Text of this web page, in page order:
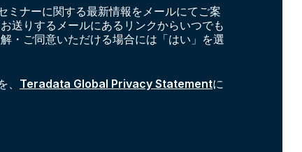
ミナーに関する最新情報をメールにてご案
送りするメールにあるリンクからいつでも
・ご同意いただける場合には「はい」を選
Teradata Global Privacy Statementに